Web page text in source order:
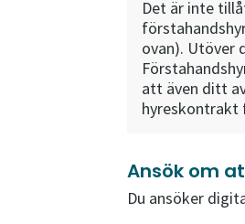
Det är inte
ovan). Utöver
att även ditt
hyreskontrakt
Ansök om
Du ansöker